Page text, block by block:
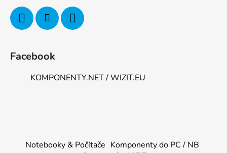
Facebook
KOMPONENTY.NET / WIZIT.EU
Notebooky & Počítače Komponenty do PC / NB